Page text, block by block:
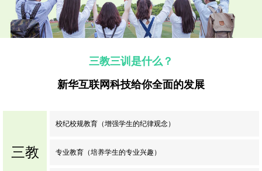
三教三训是什么？
新华互联网科技给你全面的发展
三教
校纪校规教育（增强学生的纪律观念）
专业教育（培养学生的专业兴趣）